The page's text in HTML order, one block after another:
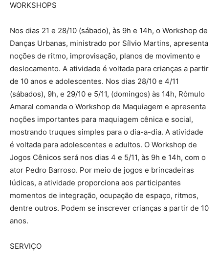
WORKSHOPS
Nos dias 21 e 28/10 (sábado), às 9h e 14h, o Workshop de
Danças Urbanas, ministrado por Sílvio Martins, apresenta
noções de ritmo, improvisação, planos de movimento e
deslocamento. A atividade é voltada para crianças a partir
de 10 anos e adolescentes. Nos dias 28/10 e 4/11
(sábados), 9h, e 29/10 e 5/11, (domingos) às 14h, Rômulo
Amaral comanda o Workshop de Maquiagem e apresenta
noções importantes para maquiagem cênica e social,
mostrando truques simples para o dia-a-dia. A atividade
é voltada para adolescentes e adultos. O Workshop de
Jogos Cênicos será nos dias 4 e 5/11, às 9h e 14h, com o
ator Pedro Barroso. Por meio de jogos e brincadeiras
lúdicas, a atividade proporciona aos participantes
momentos de integração, ocupação de espaço, ritmos,
dentre outros. Podem se inscrever crianças a partir de 10
anos.
SERVIÇO